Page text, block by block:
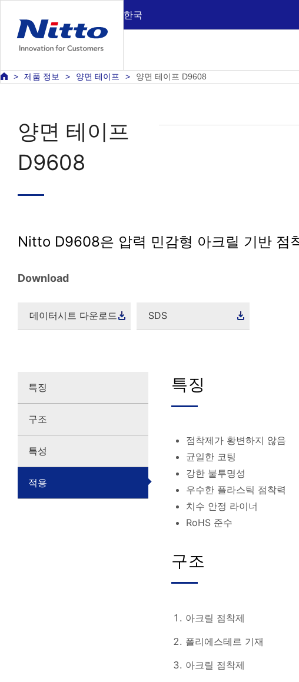
한국
제품 정보 양면 테이프 양면 테이프 D9608
양면 테이프
D9608
Nitto D9608은 압력 민감형 아크릴 기반 점
Download
데이터시트 다운로드 SDS
특징
구조
특성
적용
특징
점착제가 황변하지 않음
균일한 코팅
강한 불투명성
우수한 플라스틱 점착력
치수 안정 라이너
RoHS 준수
구조
아크릴 점착제
폴리에스테르 기재
아크릴 점착제